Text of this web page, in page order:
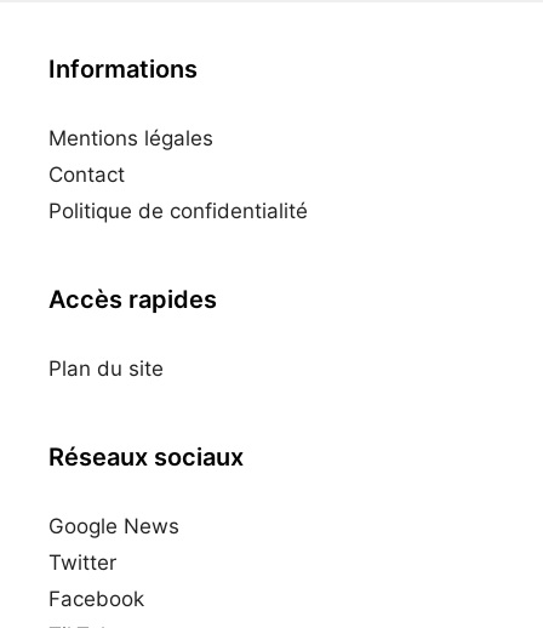
Informations
Mentions légales
Contact
Politique de confidentialité
Accès rapides
Plan du site
Réseaux sociaux
Google News
Twitter
Facebook